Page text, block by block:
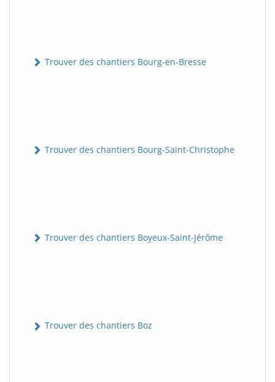
Trouver des chantiers Bourg-en-Bresse
Trouver des chantiers Bourg-Saint-Christophe
Trouver des chantiers Boyeux-Saint-Jérôme
Trouver des chantiers Boz